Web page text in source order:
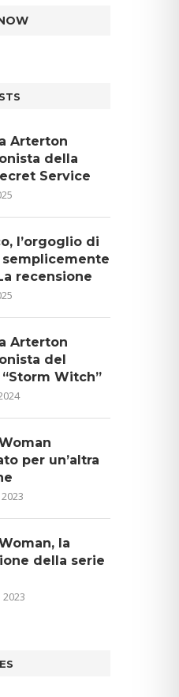
Arterton
della
Service
l’orgoglio di
semplicemente
recensione
Arterton
del
Witch”
per un’altra
la
della serie